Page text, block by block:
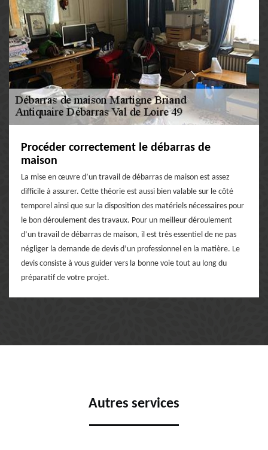
Procéder correctement le débarras de
maison
La mise en œuvre d’un travail de débarras de maison est assez
difficile à assurer. Cette théorie est aussi bien valable sur le côté
temporel ainsi que sur la disposition des matériels nécessaires pour
le bon déroulement des travaux. Pour un meilleur déroulement
d’un travail de débarras de maison, il est très essentiel de ne pas
négliger la demande de devis d’un professionnel en la matière. Le
devis consiste à vous guider vers la bonne voie tout au long du
préparatif de votre projet.
Autres services